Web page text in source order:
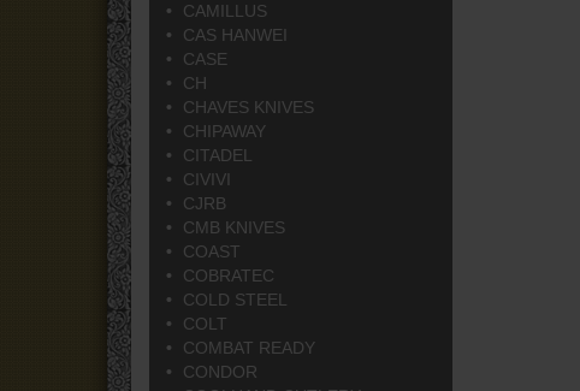
CAMILLUS
CAS HANWEI
CASE
CH
CHAVES KNIVES
CHIPAWAY
CITADEL
CIVIVI
CJRB
CMB KNIVES
COAST
COBRATEC
COLD STEEL
COLT
COMBAT READY
CONDOR